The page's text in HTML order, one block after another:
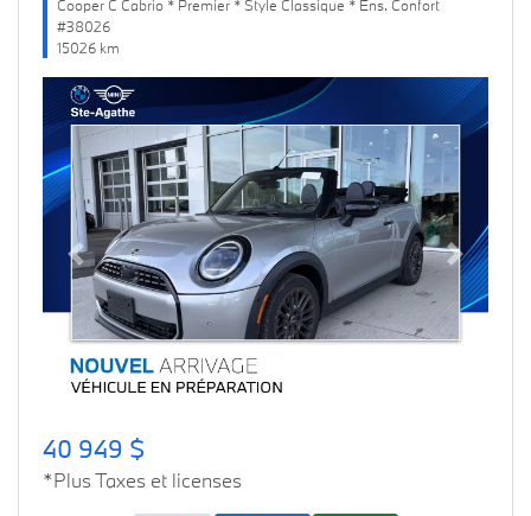
Cooper C Cabrio * Premier * Style Classique * Ens. Confort
#38026
15026 km
Previous Next
40 949 $
*Plus Taxes et licenses